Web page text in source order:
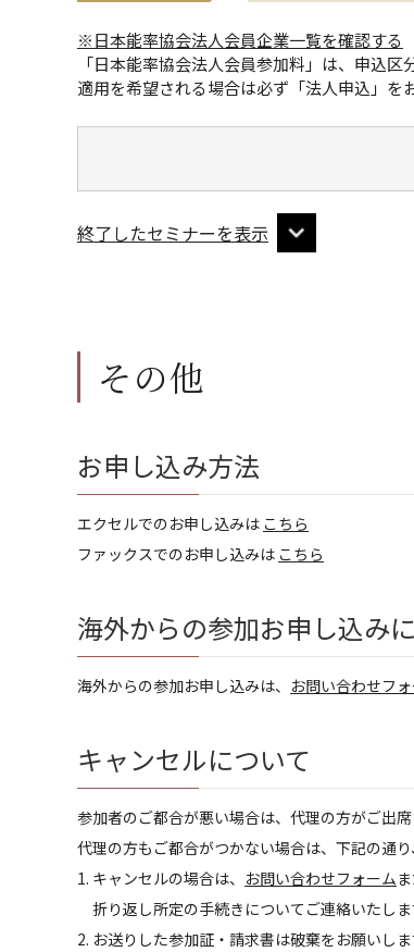
※日本能率協会法人会員企業一覧を確認する
「日本能率協会法人会員参加料」は、申込
適用を希望される場合は必ず「法人申込」を
終了したセミナーを表示
その他
お申し込み方法
エクセルでのお申し込みは こちら
ファックスでのお申し込みは こちら
海外からの参加お申し込み
海外からの参加お申し込みは、 お問い合わせフ
キャンセルについて
参加者のご都合が悪い場合は、代理の方がご出席
代理の方もご都合がつかない場合は、下記の通
1. キャンセルの場合は、 お問い合わせフォーム
折り返し所定の手続きについてご連絡いたしま
2. お送りした参加証・請求書は破棄をお願いしま